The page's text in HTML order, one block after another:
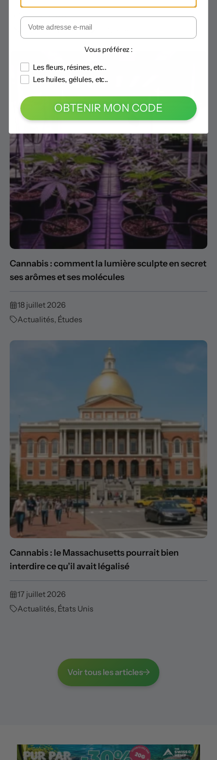
19 juillet 2026
Actualités,International
Cannabis : comment la lumière sculpte en secret
ses arômes et ses molécules
18 juillet 2026
Actualités, Études
Cannabis : le Massachusetts pourrait bien
interdire ce qu’il avait légalisé
17 juillet 2026
Actualités, États Unis
Voir tous les articles
Vous préférez :
Les fleurs, résines, etc..
Les huiles, gélules, etc..
OBTENIR MON CODE